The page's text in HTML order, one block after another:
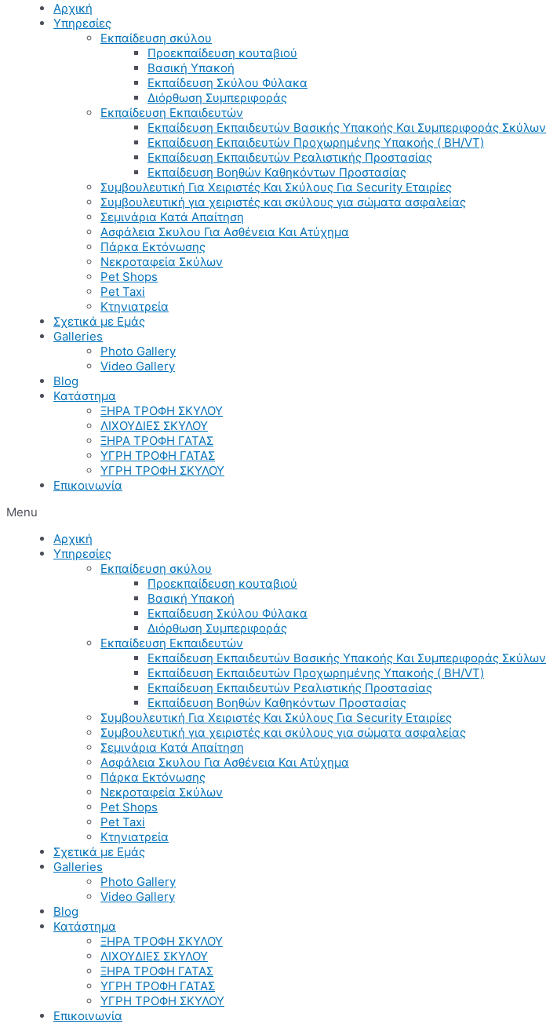
Αρχική
Υπηρεσίες
Εκπαίδευση σκύλου
Προεκπαίδευση κουταβιού
Βασική Υπακοή
Εκπαίδευση Σκύλου Φύλακα
Διόρθωση Συμπεριφοράς
Εκπαίδευση Εκπαιδευτών
Εκπαίδευση Εκπαιδευτών Βασικής Υπακοής Και Συμπεριφοράς Σκύλων
Εκπαίδευση Εκπαιδευτών Προχωρημένης Υπακοής ( BH/VT)
Εκπαίδευση Εκπαιδευτών Ρεαλιστικής Προστασίας
Εκπαίδευση Βοηθών Καθηκόντων Προστασίας
Συμβουλευτική Για Χειριστές Και Σκύλους Για Security Εταιρίες
Συμβουλευτική για χειριστές και σκύλους για σώματα ασφαλείας
Σεμινάρια Κατά Απαίτηση
Ασφάλεια Σκυλου Για Ασθένεια Και Ατύχημα
Πάρκα Εκτόνωσης
Νεκροταφεία Σκύλων
Pet Shops
Pet Taxi
Κτηνιατρεία
Σχετικά με Εμάς
Galleries
Photo Gallery
Video Gallery
Blog
Κατάστημα
ΞΗΡΑ ΤΡΟΦΗ ΣΚΥΛΟΥ
ΛΙΧΟΥΔΙΕΣ ΣΚΥΛΟΥ
ΞΗΡΑ ΤΡΟΦΗ ΓΑΤΑΣ
ΥΓΡΗ ΤΡΟΦΗ ΓΑΤΑΣ
ΥΓΡΗ ΤΡΟΦΗ ΣΚΥΛΟΥ
Επικοινωνία
Menu
Αρχική
Υπηρεσίες
Εκπαίδευση σκύλου
Προεκπαίδευση κουταβιού
Βασική Υπακοή
Εκπαίδευση Σκύλου Φύλακα
Διόρθωση Συμπεριφοράς
Εκπαίδευση Εκπαιδευτών
Εκπαίδευση Εκπαιδευτών Βασικής Υπακοής Και Συμπεριφοράς Σκύλων
Εκπαίδευση Εκπαιδευτών Προχωρημένης Υπακοής ( BH/VT)
Εκπαίδευση Εκπαιδευτών Ρεαλιστικής Προστασίας
Εκπαίδευση Βοηθών Καθηκόντων Προστασίας
Συμβουλευτική Για Χειριστές Και Σκύλους Για Security Εταιρίες
Συμβουλευτική για χειριστές και σκύλους για σώματα ασφαλείας
Σεμινάρια Κατά Απαίτηση
Ασφάλεια Σκυλου Για Ασθένεια Και Ατύχημα
Πάρκα Εκτόνωσης
Νεκροταφεία Σκύλων
Pet Shops
Pet Taxi
Κτηνιατρεία
Σχετικά με Εμάς
Galleries
Photo Gallery
Video Gallery
Blog
Κατάστημα
ΞΗΡΑ ΤΡΟΦΗ ΣΚΥΛΟΥ
ΛΙΧΟΥΔΙΕΣ ΣΚΥΛΟΥ
ΞΗΡΑ ΤΡΟΦΗ ΓΑΤΑΣ
ΥΓΡΗ ΤΡΟΦΗ ΓΑΤΑΣ
ΥΓΡΗ ΤΡΟΦΗ ΣΚΥΛΟΥ
Επικοινωνία